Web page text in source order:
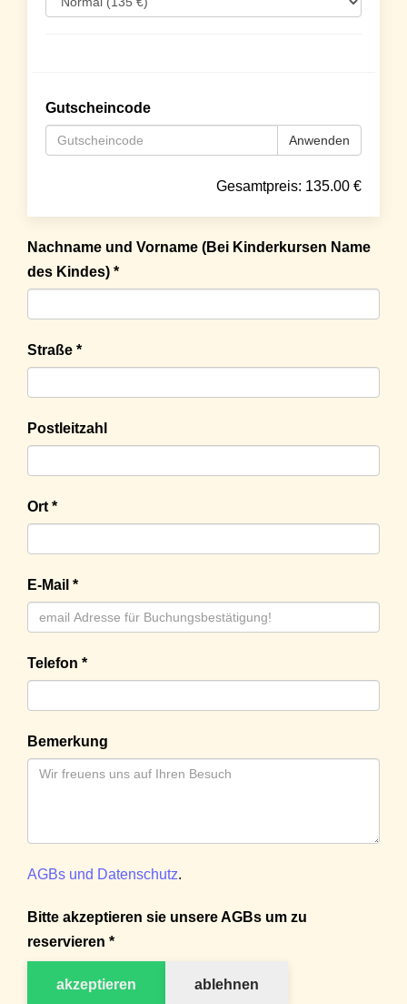
Gutscheincode
Anwenden
Gesamtpreis: 135.00 €
Nachname und Vorname (Bei Kinderkursen Name
des Kindes) *
Straße *
Postleitzahl
Ort *
E-Mail *
Telefon *
Bemerkung
AGBs und Datenschutz.
Bitte akzeptieren sie unsere AGBs um zu
reservieren *
akzeptieren ablehnen